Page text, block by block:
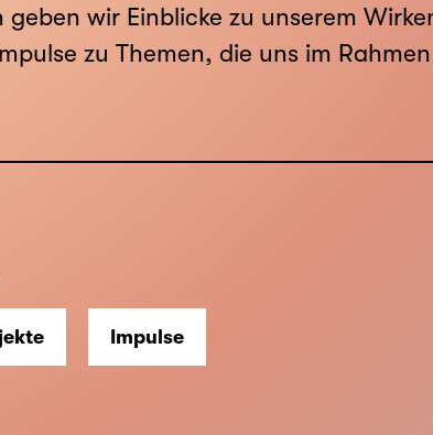
geben wir Einblicke zu unserem
zu Themen, die uns im
Impulse